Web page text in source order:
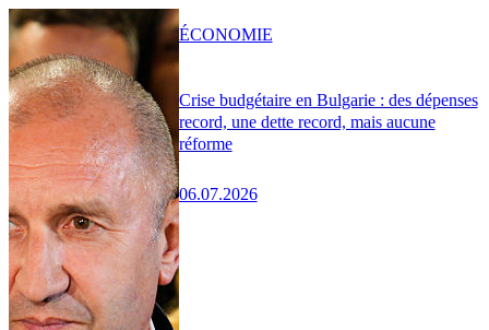
Crise budgétaire en Bulgarie : des dépenses
record, une dette record, mais aucune
réforme
06.07.2026
ÉCONOMIE